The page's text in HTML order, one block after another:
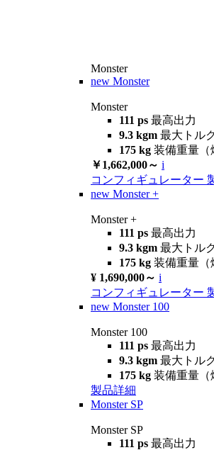
Monster
new Monster
Monster
111 ps 最高出力
9.3 kgm 最大トル
175 kg 装備重量（
￥1,662,000～ i
コンフィギュレーター
new Monster +
Monster +
111 ps 最高出力
9.3 kgm 最大トル
175 kg 装備重量（
¥ 1,690,000～ i
コンフィギュレーター
new Monster 100
Monster 100
111 ps 最高出力
9.3 kgm 最大トル
175 kg 装備重量（
製品詳細
Monster SP
Monster SP
111 ps 最高出力